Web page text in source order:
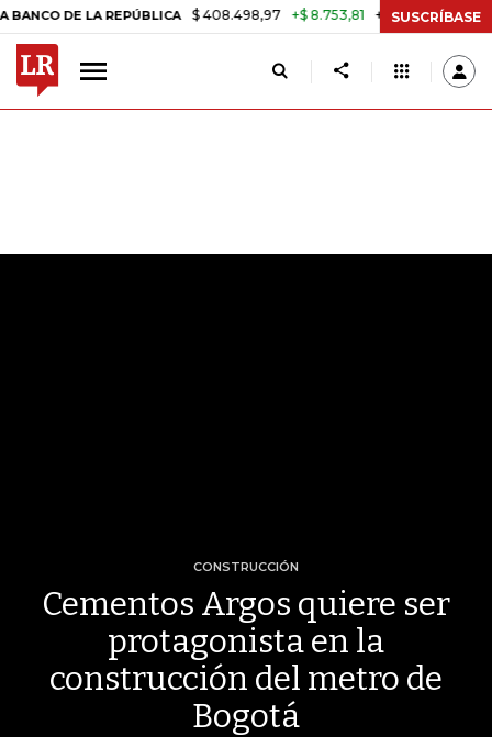
LA REPÚBLICA $ 408.498,97 +$ 8.753,81 +2,19% TASA DE USURA
SUSCRÍBASE
CONSTRUCCIÓN
Cementos Argos quiere ser
protagonista en la
construcción del metro de
Bogotá